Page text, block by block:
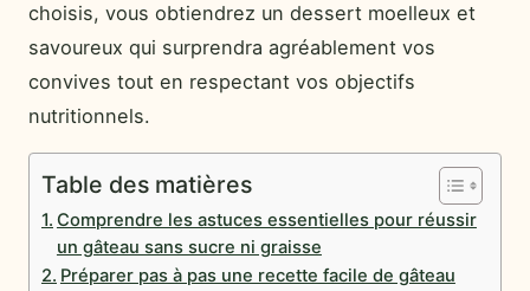
choisis, vous obtiendrez un dessert moelleux et
savoureux qui surprendra agréablement vos
convives tout en respectant vos objectifs
nutritionnels.
Table des matières
Comprendre les astuces essentielles pour réussir
un gâteau sans sucre ni graisse
Préparer pas à pas une recette facile de gâteau